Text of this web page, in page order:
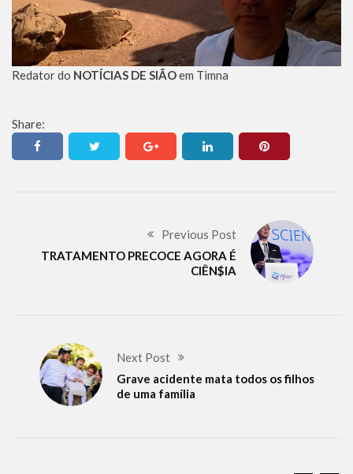
Redator do NOTÍCIAS DE SIÃOem Timna
Share:
Previous Post
TRATAMENTO PRECOCE AGORA É
CIÊN$IA
Next Post
Grave acidente mata todos os filhos
de uma família